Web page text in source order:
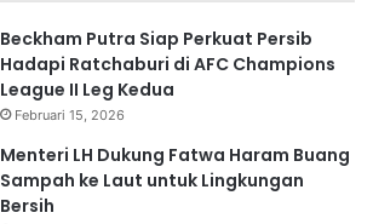
Beckham Putra Siap Perkuat Persib
Hadapi Ratchaburi di AFC Champions
League II Leg Kedua
Februari 15, 2026
Menteri LH Dukung Fatwa Haram Buang
Sampah ke Laut untuk Lingkungan
Bersih